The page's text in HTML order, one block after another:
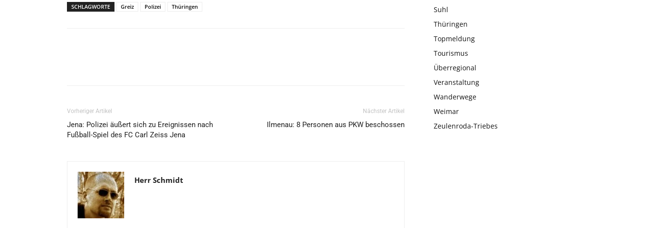
SCHLAGWORTE Greiz Polizei Thüringen
Vorheriger Artikel
Jena: Polizei äußert sich zu Ereignissen nach
Fußball-Spiel des FC Carl Zeiss Jena
Nächster Artikel
Ilmenau: 8 Personen aus PKW beschossen
Herr Schmidt
Suhl
Thüringen
Topmeldung
Tourismus
Überregional
Veranstaltung
Wanderwege
Weimar
Zeulenroda-Triebes